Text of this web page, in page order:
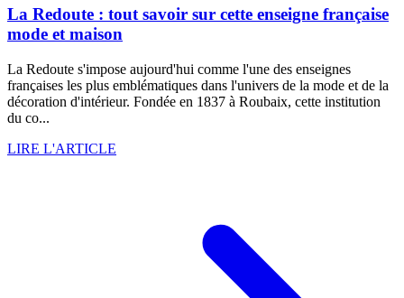
La Redoute : tout savoir sur cette enseigne française
mode et maison
La Redoute s'impose aujourd'hui comme l'une des enseignes
françaises les plus emblématiques dans l'univers de la mode et de la
décoration d'intérieur. Fondée en 1837 à Roubaix, cette institution
du co...
LIRE L'ARTICLE